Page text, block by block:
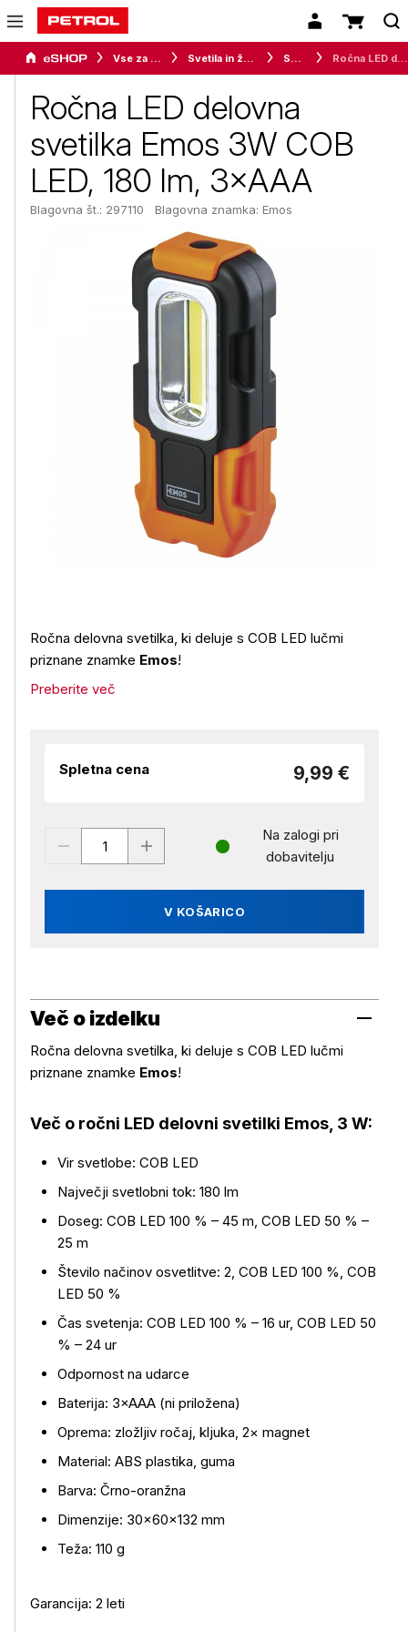
Vse za dom Svetila in žarnice Svetila
Ročna LED delovna
svetilka Emos 3W COB
LED, 180 lm, 3×AAA
Blagovna št.: 297110 Blagovna znamka: Emos
Ročna delovna svetilka, ki deluje s COB LED lučmi
priznane znamke Emos!
Preberite več
Spletna cena 9,99 €
V KOŠARICO
Na zalogi pri
dobavitelju
Več o izdelku
Ročna delovna svetilka, ki deluje s COB LED lučmi
priznane znamke Emos!
Več o ročni LED delovni svetilki Emos, 3 W:
Vir svetlobe: COB LED
Največji svetlobni tok: 180 lm
Doseg: COB LED 100 % – 45 m, COB LED 50 % –
25 m
Število načinov osvetlitve: 2, COB LED 100 %, COB
LED 50 %
Čas svetenja: COB LED 100 % – 16 ur, COB LED 50
% – 24 ur
Odpornost na udarce
Baterija: 3×AAA (ni priložena)
Oprema: zložljiv ročaj, kljuka, 2× magnet
Material: ABS plastika, guma
Barva: Črno-oranžna
Dimenzije: 30×60×132 mm
Teža: 110 g
Garancija: 2 leti